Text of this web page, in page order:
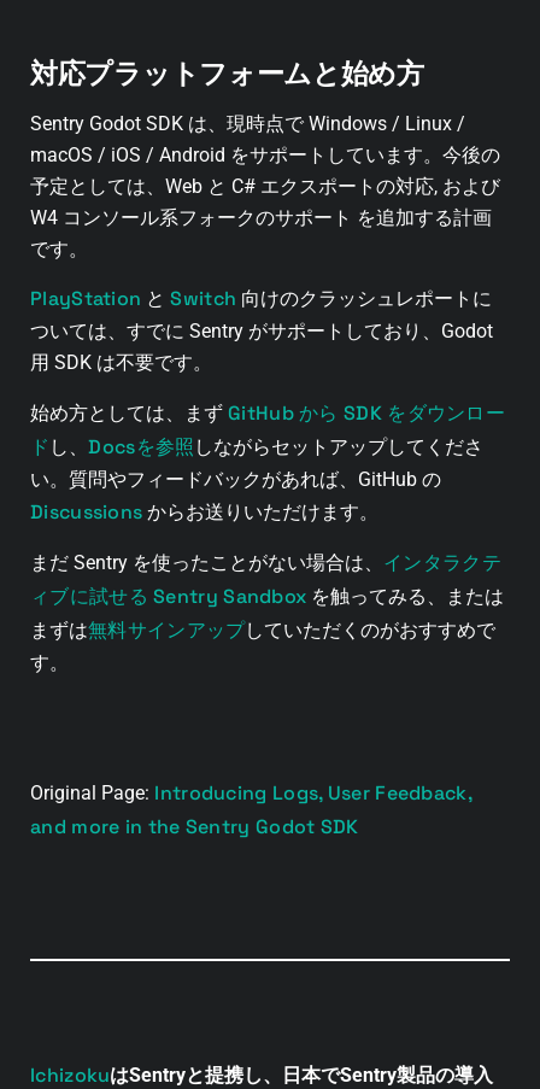
対応プラットフォームと始め方
Sentry Godot SDK は、現時点で Windows / Linux /
macOS / iOS / Android をサポートしています。今後の
予定としては、Web と C# エクスポートの対応, および
W4 コンソール系フォークのサポート を追加する計画
です。
PlayStation とSwitch 向けのクラッシュレポートに
ついては、すでに Sentry がサポートしており、Godot
用 SDK は不要です。
始め方としては、まず GitHub から SDK をダウンロー
ド し、Docsを参照 しながらセットアップしてくださ
い。質問やフィードバックがあれば、GitHub の
Discussions からお送りいただけます。
まだ Sentry を使ったことがない場合は、 インタラクテ
ィブに試せる Sentry Sandbox を触ってみる、または
まずは無料サインアップしていただくのがおすすめで
す。
Original Page: Introducing Logs, User Feedback,
and more in the Sentry Godot SDK
IchizokuはSentryと提携し、日本でSentry製品の導入